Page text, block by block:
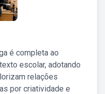
é completa ao
escolar, adotando
relações
por criatividade e